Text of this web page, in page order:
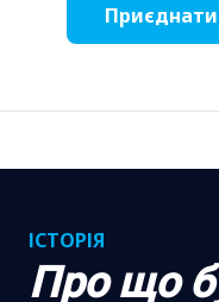
ІСТОРІЯ
Про що